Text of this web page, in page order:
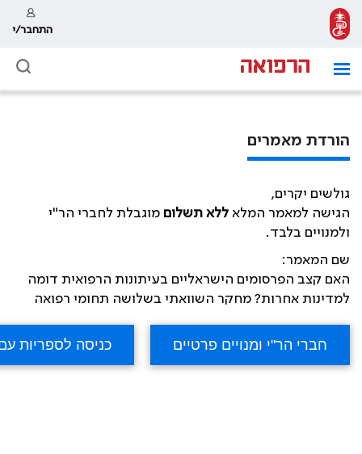
התחבר/י
הורדת מאמרים
גולשים יקרים,
הגישה למאמר המלא ללא תשלום מוגבלת לחברי הר"י
ולמנויים בלבד.
שם המאמר:
האם קצב הפרסומים הישראליים בעיתונות הרפואית דומה
למדינות אחרות? מחקר השוואתי בשלושה תחומי רפואה